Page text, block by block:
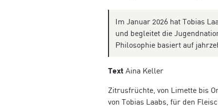
Im Januar 2026 hat Tobias
und begleitet die
Philosophie basiert auf
Text Aina Keller
Zitrusfrüchte, von Limette bis
von Tobias Laabs, für den